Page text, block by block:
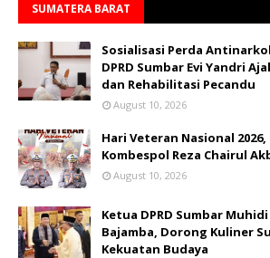
SUMATERA BARAT
Sosialisasi Perda
DPRD Sumbar Evi Yandri
dan Rehabilitasi Pecandu
August 10, 2026
Hari Veteran Nasional
Kombespol Reza Chairul
August 10, 2026
Ketua DPRD Sumbar
Bajamba, Dorong Kuliner
Kekuatan Budaya